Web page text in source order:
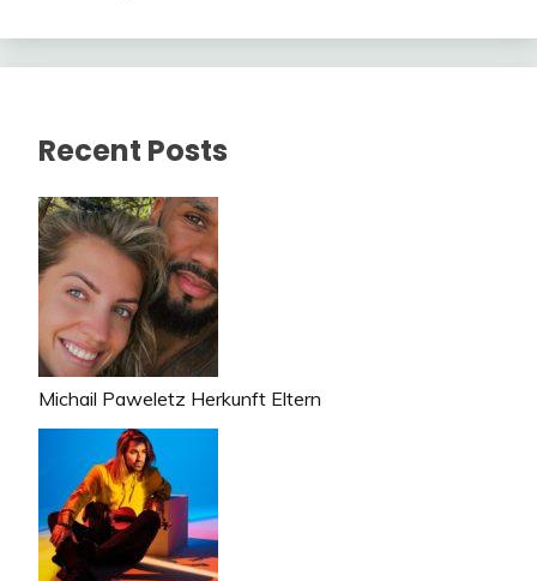
Recent Posts
Michail Paweletz Herkunft Eltern